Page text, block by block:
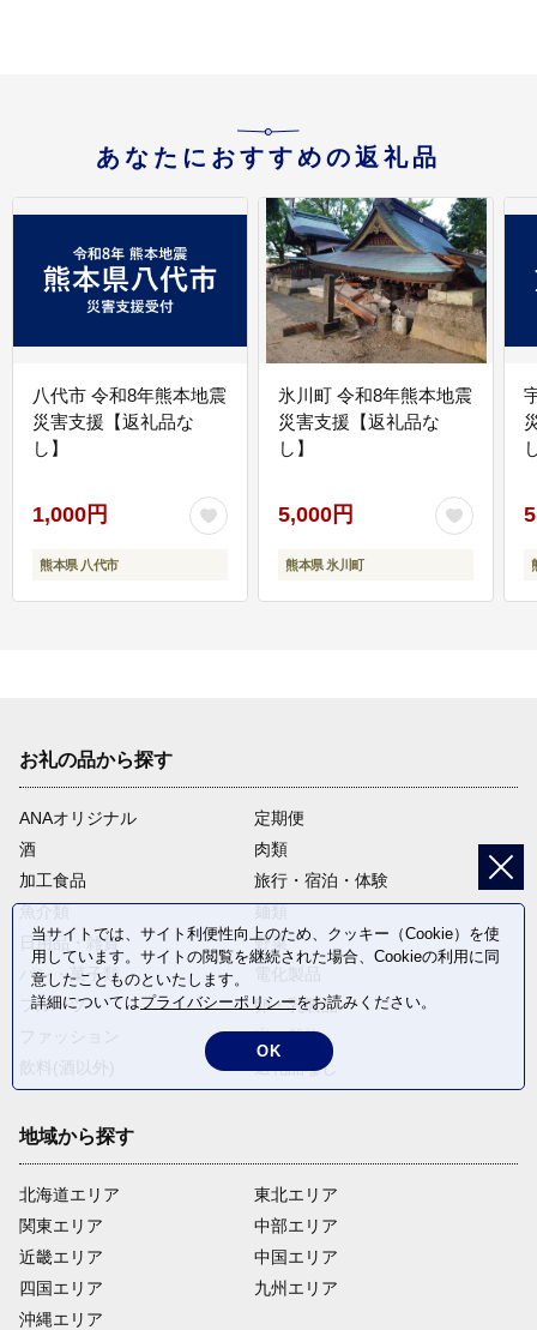
あなたにおすすめの返礼品
八代市 令和8年熊本地震
災害支援【返礼品な
し】
1,000円
熊本県 八代市
氷川町 令和8年熊本地震
災害支援【返礼品な
し】
5,000円
熊本県 氷川町
お礼の品から探す
ANAオリジナル
定期便
酒
肉類
加工食品
旅行・宿泊・体験
日用品・雑貨
野菜
パン・菓子類
フルーツ
卵・乳製品
米・穀物
返礼品なし
地域から探す
北海道エリア
関東エリア
近畿エリア
四国エリア
沖縄エリア
東北エリア
中部エリア
中国エリア
九州エリア
当サイトでは、サイト利便性向上のため、クッキー（Cookie）を使
用しています。サイトの閲覧を継続された場合、Cookieの利用に同
意したことものといたします。
詳細についてはプライバシーポリシーをお読みください。
OK